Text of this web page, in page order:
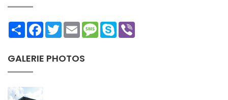
ShareFacebookTwitterEmailMessage
Skype
GALERIE PHOTOS